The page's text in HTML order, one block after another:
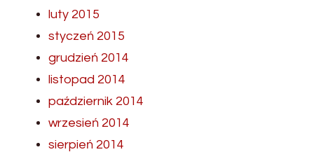
luty 2015
styczeń 2015
grudzień 2014
listopad 2014
październik 2014
wrzesień 2014
sierpień 2014